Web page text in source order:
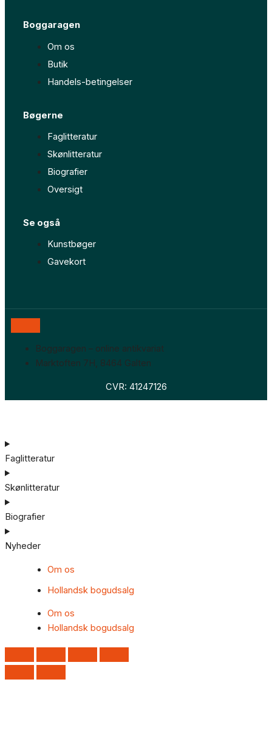
-
f
Boggaragen
Om os
Butik
Handels-betingelser
Bøgerne
Faglitteratur
Skønlitteratur
Biografier
Oversigt
Se også
Kunstbøger
Gavekort
Boggaragen – online antikvariat
Marktoften 7H, 8464 Galten
CVR: 41247126
Faglitteratur
Skønlitteratur
Biografier
Nyheder
Om os
Hollandsk bogudsalg
Om os
Hollandsk bogudsalg